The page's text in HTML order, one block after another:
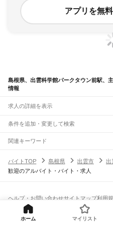
アプリを無
島根県、出雲科学館パークタウン前駅、
情報
求人の詳細を表示
条件を追加・変更して検索
市区町村を追加・変更
島根県すべて
松江市浜田市 出雲市 益田市
駅を追加・変更
仁万駅 馬路駅 湯里駅温泉津駅 石見福光
波子駅
浜田駅西浜田駅
石見津田駅
職種を追加・変更
飲食・フードサービスすべて
ホールスタッフ
キッチンスタッフ 皿
パン屋（ベーカリー）
フードカウンタ
飲食店補助（開店・閉店準備） 飲食店
人気
日払いOK
学生歓迎
ピアスOK
オープニングスタ
雇用形態を追加・変更
アルバイト・パート
関連キーワード
バイトTOP
島根県 出雲市 出
歓迎のアルバイト・バイト・求人
ヘルプ・お問い合わせサイトマップ利用
[企業]求人広告の掲載相談
ホーム マイリスト